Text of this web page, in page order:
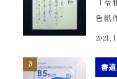
「令
色紙
書道